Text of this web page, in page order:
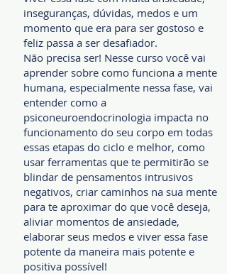
inseguranças, dúvidas, medos e um
momento que era para ser gostoso e
feliz passa a ser desafiador.
Não precisa ser! Nesse curso você vai
aprender sobre como funciona a mente
humana, especialmente nessa fase, vai
entender como a
psiconeuroendocrinologia impacta no
funcionamento do seu corpo em todas
essas etapas do ciclo e melhor, como
usar ferramentas que te permitirão se
blindar de pensamentos intrusivos
negativos, criar caminhos na sua mente
para te aproximar do que você deseja,
aliviar momentos de ansiedade,
elaborar seus medos e viver essa fase
potente da maneira mais potente e
positiva possível!